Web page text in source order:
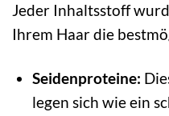
Jeder Inhaltsstoff
Ihrem Haar die
Seidenproteine:
legen sich wie ein